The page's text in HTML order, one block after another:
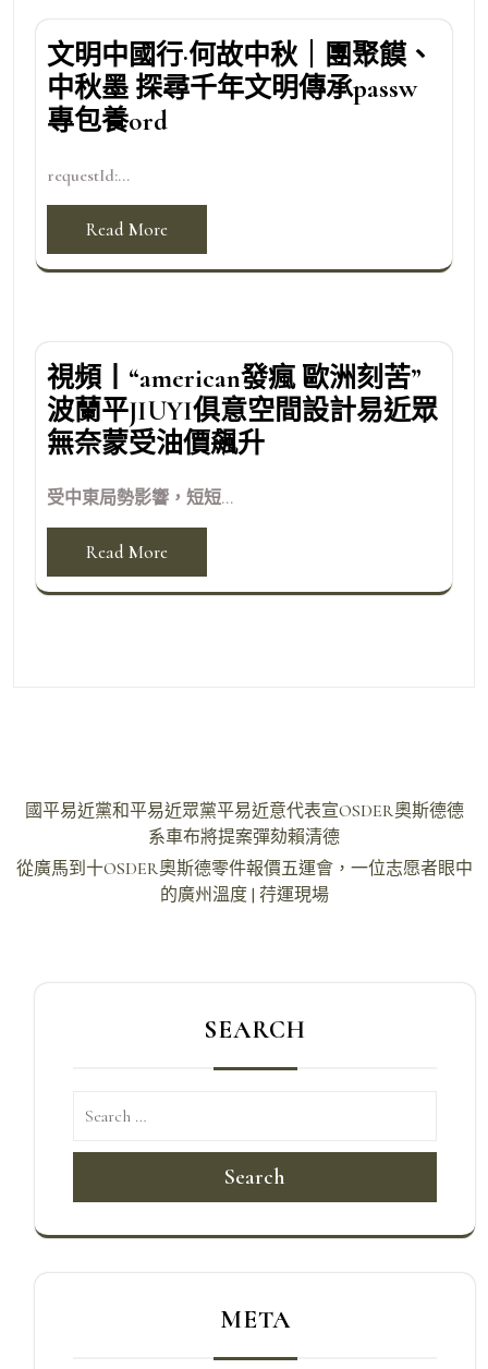
文明中國行·何故中秋｜團聚饃、
中秋墨 探尋千年文明傳承passw
專包養ord
requestId:...
Read More
視頻丨“american發瘋 歐洲刻苦”
波蘭平JIUYI俱意空間設計易近眾
無奈蒙受油價飆升
受中東局勢影響，短短...
Read More
文
導
國平易近黨和平易近眾黨平易近意代表宣OSDER奧斯德德
系車布將提案彈劾賴清德
從廣馬到十OSDER奧斯德零件報價五運會，一位志愿者眼中
的廣州溫度 | 荇運現場
SEARCH
Search
META